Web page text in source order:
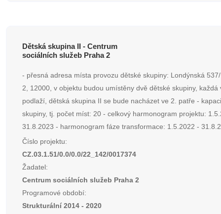
Dětská skupina II - Centrum
sociálních služeb Praha 2
- přesná adresa místa provozu dětské skupiny: Londýnská
2, 12000, v objektu budou umístěny dvě dětské skupiny, každá
podlaží, dětská skupina II se bude nacházet ve 2. patře -
skupiny, tj. počet míst: 20 - celkový harmonogram projektu:
31.8.2023 - harmonogram fáze transformace: 1.5.2022 -
Číslo projektu:
CZ.03.1.51/0.0/0.0/22_142/0017374
Žadatel:
Centrum sociálních služeb Praha 2
Programové období:
Strukturální 2014 - 2020